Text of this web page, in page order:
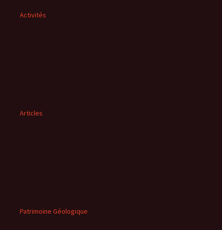
Activités
Articles
Patrimoine Géologique